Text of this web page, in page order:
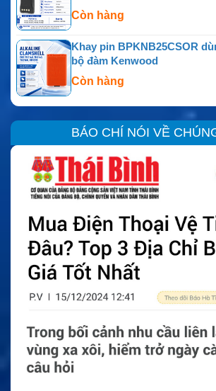
710 giúp thiết lập một điểm kết nối tạm
cháy rừng hoặc động đất làm gián đoạn
đội phản ứng nhanh vẫn cần email, bản
điều phối và liên lạc chỉ huy. Một
giúp giảm phụ thuộc vào mạng mặt đất.
Với khai khoáng, dầu khí, khảo sát địa
trường và văn phòng trung tâm. Người
cập hệ thống quản lý. Thiết bị phù hợp
việc tạm thời, nơi chưa có cáp quang
ổn định.
Còn hàng
Khay pin BPKNB25CSOR
bộ đàm Kenwood
Còn hàng
BÁO CHÍ NÓI VỀ